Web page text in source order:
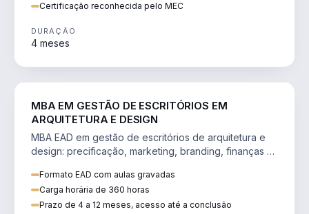
Certificação reconhecida pelo MEC
DURAÇÃO
4 meses
MBA EM GESTÃO DE ESCRITÓRIOS EM
ARQUITETURA E DESIGN
MBA EAD em gestão de escritórios de arquitetura e
design: precificação, marketing, branding, finanças e
Formato EAD com aulas gravadas
Carga horária de 360 horas
Prazo de 4 a 12 meses, acesso até a conclusão